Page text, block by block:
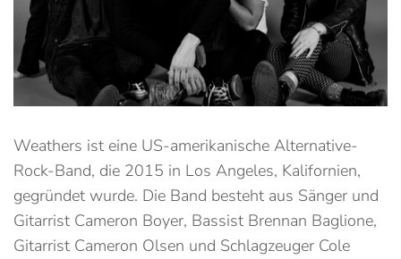
Weathers ist eine US-amerikanische Alternative-
Rock-Band, die 2015 in Los Angeles, Kalifornien,
gegründet wurde. Die Band besteht aus Sänger und
Gitarrist Cameron Boyer, Bassist Brennan Baglione,
Gitarrist Cameron Olsen und Schlagzeuger Cole